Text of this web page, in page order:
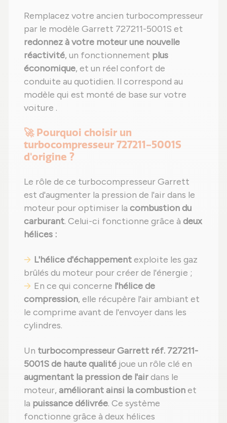
Remplacez votre ancien turbocompresseur
par le modèle Garrett 727211-5001S et
redonnez à votre moteur une nouvelle
réactivité, un fonctionnement plus
économique, et un réel confort de
conduite au quotidien. Il correspond au
modèle qui est monté de base sur votre
voiture .
🚀 Pourquoi choisir un
turbocompresseur 727211-5001S
d'origine ?
Le rôle de ce turbocompresseur Garrett
est d'augmenter la pression de l'air dans le
moteur pour optimiser la combustion du
carburant. Celui-ci fonctionne grâce à deux
hélices :
L'hélice d'échappementexploite les gaz
brûlés du moteur pour créer de l'énergie ;
En ce qui concerne l'hélice de
compression, elle récupère l'air ambiant et
le comprime avant de l'envoyer dans les
cylindres.
Un turbocompresseur Garrett réf. 727211-
5001S de haute qualité joue un rôle clé en
augmentant la pression de l'airdans le
moteur, améliorant ainsi la combustionet
la puissance délivrée. Ce système
fonctionne grâce à deux hélices